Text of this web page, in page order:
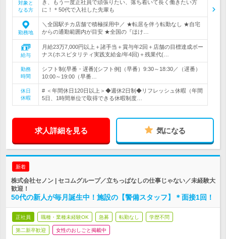
対象と
なる方
き、もう一度正社員で頑張りたい、落ち着いて長く働きたい方
に！＊50代で入社した先輩も
勤務地
＼全国駅チカ店舗で積極採用中／ ★転居を伴う転勤なし ★自宅
からの通勤範囲内が目安 ★全国の『ほけ…
給与
月給23万7,000円以上＋諸手当＋賞与年2回＋店舗の目標達成ボー
ナス(ホスピタリティ実践支給金/年4回)＋残業代(…
勤務
時間
シフト制(早番・遅番)[シフト例]（早番）9:30～18:30／（遅番）
10:00～19:00（早番…
休日
休暇
# ＜年間休日120日以上＞◆週休2日制◆リフレッシュ休暇（年間
5日、1時間単位で取得できる休暇制度…
求人詳細を見る 気になる
新着
株式会社セノン | セコムグループ／立ちっぱなしの仕事じゃない／未経験大
歓迎！
50代の新人が毎月誕生中！施設の【警備スタッフ】＊面接1回！
正社員 職種・業種未経験OK 急募 転勤なし 学歴不問
第二新卒歓迎 女性のおしごと掲載中